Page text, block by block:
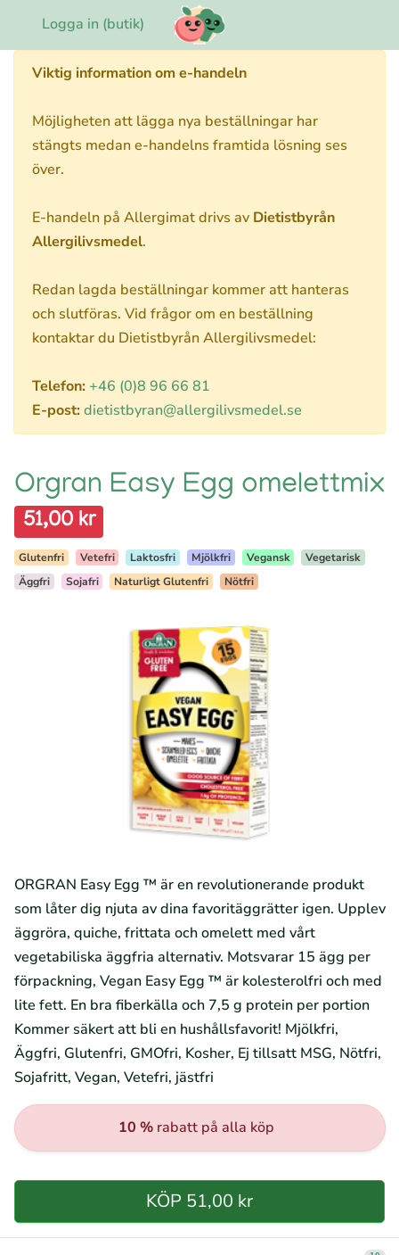
Logga in (butik)
Viktig information om e-handeln
Möjligheten att lägga nya beställningar har
stängts medan e-handelns framtida lösning ses
över.
E-handeln på Allergimat drivs av Dietistbyrån
Allergilivsmedel.
Redan lagda beställningar kommer att hanteras
och slutföras. Vid frågor om en beställning
kontaktar du Dietistbyrån Allergilivsmedel:
Telefon: +46 (0)8 96 66 81
E-post:dietistbyran@allergilivsmedel.se
Orgran Easy Egg omelettmix
51,00 kr
Glutenfri Vetefri Laktosfri Mjölkfri Vegansk
Vegetarisk
Äggfri
Sojafri Naturligt Glutenfri Nötfri
ORGRAN Easy Egg ™ är en revolutionerande produkt
som låter dig njuta av dina favoritäggrätter igen. Upplev
äggröra, quiche, frittata och omelett med vårt
vegetabiliska äggfria alternativ. Motsvarar 15 ägg per
förpackning, Vegan Easy Egg ™ är kolesterolfri och med
lite fett. En bra fiberkälla och 7,5 g protein per portion
Kommer säkert att bli en hushållsfavorit! Mjölkfri,
Äggfri, Glutenfri, GMOfri, Kosher, Ej tillsatt MSG, Nötfri,
Sojafritt, Vegan, Vetefri, jästfri
10 % rabatt på alla köp
KÖP 51,00 kr